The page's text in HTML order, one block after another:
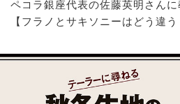
ペコラ銀座代表の佐藤英明さん
【フラノとサキソニーはどう違う